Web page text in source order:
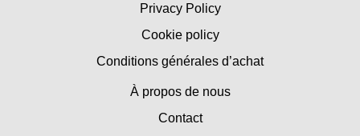
Privacy Policy
Cookie policy
Conditions générales d’achat
À propos de nous
Contact